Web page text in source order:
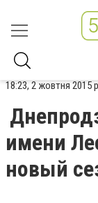
18:23, 2 жовтня 2015
имени
новый